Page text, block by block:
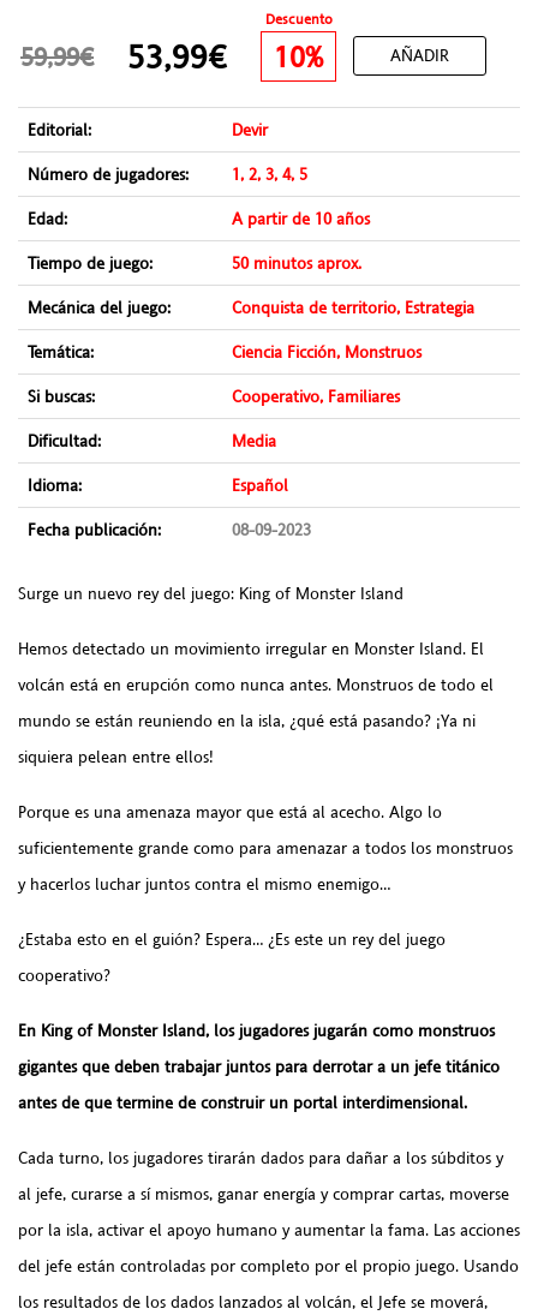
Descuento
59,99€ 53,99€ 10% AÑADIR
Editorial:
Devir
Número de jugadores:
1, 2, 3, 4, 5
Edad:
A partir de 10 años
Tiempo de juego:
50 minutos aprox.
Mecánica del juego:
Conquista de territorio, Estrategia
Temática:
Ciencia Ficción, Monstruos
Si buscas:
Cooperativo, Familiares
Dificultad:
Media
Idioma:
Español
Fecha publicación:
08-09-2023
Surge un nuevo rey del juego: King of Monster Island
Hemos detectado un movimiento irregular en Monster Island. El
volcán está en erupción como nunca antes. Monstruos de todo el
mundo se están reuniendo en la isla, ¿qué está pasando? ¡Ya ni
siquiera pelean entre ellos!
Porque es una amenaza mayor que está al acecho. Algo lo
suficientemente grande como para amenazar a todos los monstruos
y hacerlos luchar juntos contra el mismo enemigo…
¿Estaba esto en el guión? Espera… ¿Es este un rey del juego
cooperativo?
En King of Monster Island, los jugadores jugarán como monstruos
gigantes que deben trabajar juntos para derrotar a un jefe titánico
antes de que termine de construir un portal interdimensional.
Cada turno, los jugadores tirarán dados para dañar a los súbditos y
al jefe, curarse a sí mismos, ganar energía y comprar cartas, moverse
por la isla, activar el apoyo humano y aumentar la fama. Las acciones
del jefe están controladas por completo por el propio juego. Usando
los resultados de los dados lanzados al volcán, el Jefe se moverá,